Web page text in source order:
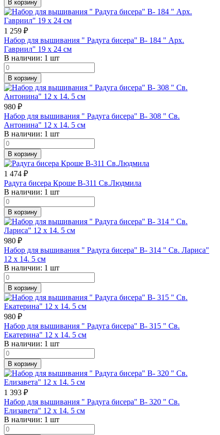
В корзину
1 259 ₽
Набор для вышивания " Радуга бисера" В- 184 " Арх.
Гавриил" 19 х 24 см
В наличии: 1 шт
В корзину
980 ₽
Набор для вышивания " Радуга бисера" В- 308 " Св.
Антонина" 12 х 14. 5 см
В наличии: 1 шт
В корзину
1 474 ₽
Радуга бисера Кроше В-311 Св.Людмила
В наличии: 1 шт
В корзину
980 ₽
Набор для вышивания " Радуга бисера" В- 314 " Св. Лариса"
12 х 14. 5 см
В наличии: 1 шт
В корзину
980 ₽
Набор для вышивания " Радуга бисера" В- 315 " Св.
Екатерина" 12 х 14. 5 см
В наличии: 1 шт
В корзину
1 393 ₽
Набор для вышивания " Радуга бисера" В- 320 " Св.
Елизавета" 12 х 14. 5 см
В наличии: 1 шт